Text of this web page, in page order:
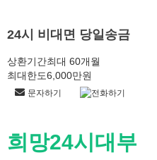
24시 비대면 당일송금
상환기간최대 60개월
최대한도6,000만원
문자하기 전화하기
희망24시대부